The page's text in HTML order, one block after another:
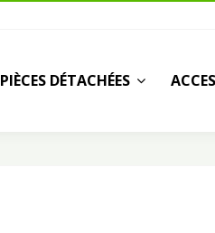
PIÈCES DÉTACHÉES